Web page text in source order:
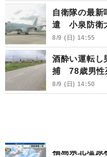
自衛隊の最新
遣 小泉防衛
8/9 (日) 14:55
酒酔い運転
捕 78歳男
8/9 (日) 14:50
福島県北塩原